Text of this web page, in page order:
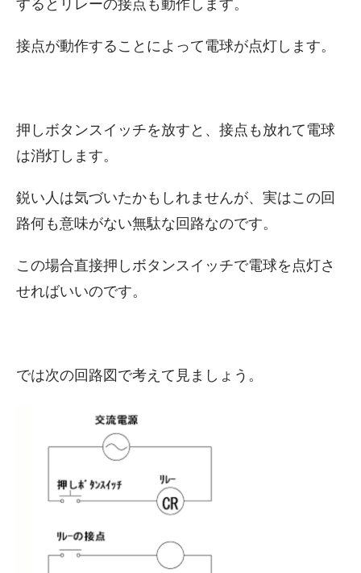
するとリレーの接点も動作します。
接点が動作することによって電球が点灯します。
押しボタンスイッチを放すと、接点も放れて電球
は消灯します。
鋭い人は気づいたかもしれませんが、実はこの回
路何も意味がない無駄な回路なのです。
この場合直接押しボタンスイッチで電球を点灯さ
せればいいのです。
では次の回路図で考えて見ましょう。